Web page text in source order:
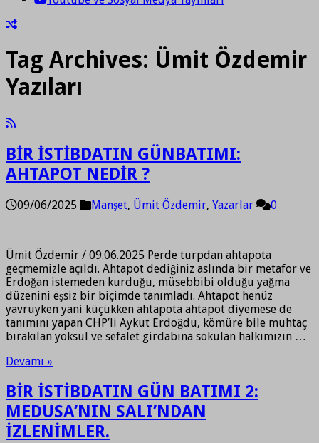
Tag Archives: Ümit Özdemir
Yazıları
BİR İSTİBDATIN GÜNBATIMI:
AHTAPOT NEDİR ?
09/06/2025 Manşet, Ümit Özdemir, Yazarlar 0
Ümit Özdemir / 09.06.2025 Perde turpdan ahtapota
geçmemizle açıldı. Ahtapot dediğiniz aslında bir metafor ve
Erdoğan istemeden kurduğu, müsebbibi olduğu yağma
düzenini eşsiz bir biçimde tanımladı. Ahtapot henüz
yavruyken yani küçükken ahtapota ahtapot diyemese de
tanımını yapan CHP’li Aykut Erdoğdu, kömüre bile muhtaç
bırakılan yoksul ve sefalet girdabına sokulan halkımızın …
Devamı »
BİR İSTİBDATIN GÜN BATIMI 2:
MEDUSA’NIN SALI’NDAN
İZLENİMLER.